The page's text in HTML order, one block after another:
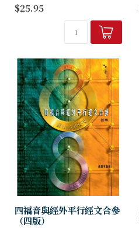
織，形成了其中一個神學的主
題，也是整部福音書裏的一個
特色：「大逆轉」。上帝福音
的宣講，無疑是要挑戰世界的
$25.95
四福音與經外平行經文合參
（四版）